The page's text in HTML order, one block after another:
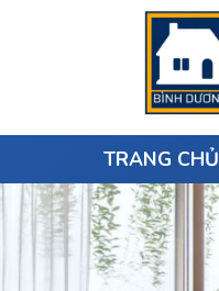
TRANG CHỦ